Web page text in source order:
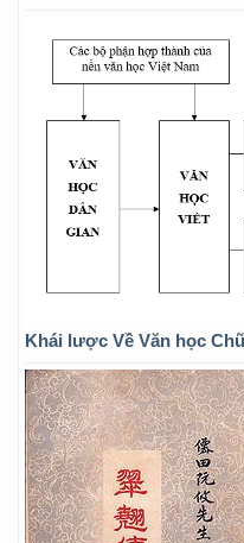
Khái lược Về Văn học